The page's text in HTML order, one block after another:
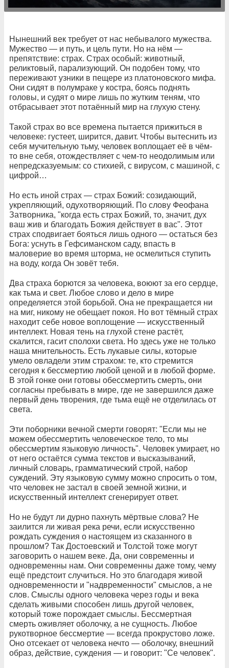
Нынешний век требует от нас небывалого мужества.
Мужество — и путь, и цель пути. Но на нём —
препятствие: страх. Страх особый: животный,
реликтовый, парализующий. Он подобен тому, что
переживают узники в пещере из платоновского мифа.
Они сидят в полумраке у костра, боясь поднять
головы, и судят о мире лишь по жутким теням, что
отбрасывает этот потаённый мир на глухую стену.
Такой страх во все времена пытается прижиться в
человеке: густеет, ширится, давит. Чтобы вытеснить из
себя мучительную тьму, человек воплощает её в чём-
то вне себя, отождествляет с чем-то неодолимым или
непредсказуемым: со стихией, с вирусом, с машиной, с
цифрой…
Но есть иной страх — страх Божий: созидающий,
укрепляющий, одухотворяющий. По слову Феофана
Затворника, "когда есть страх Божий, то, значит, дух
ваш жив и благодать Божия действует в вас". Этот
страх сподвигает бояться лишь одного — остаться без
Бога: уснуть в Гефсиманском саду, впасть в
маловерие во время шторма, не осмелиться ступить
на воду, когда Он зовёт тебя.
Два страха борются за человека, воюют за его сердце,
как тьма и свет. Любое слово и дело в мире
определяется этой борьбой. Она не прекращается ни
на миг, никому не обещает покоя. Но вот тёмный страх
находит себе новое воплощение — искусственный
интеллект. Новая тень на глухой стене растёт,
скалится, гасит сполохи света. Но здесь уже не только
наша мнительность. Есть лукавые силы, которые
умело овладели этим страхом: те, кто стремится
сегодня к бессмертию любой ценой и в любой форме.
В этой гонке они готовы обессмертить смерть, они
согласны пребывать в мире, где не завершился даже
первый день творения, где тьма ещё не отделилась от
света.
Эти поборники вечной смерти говорят: "Если мы не
можем обессмертить человеческое тело, то мы
обессмертим языковую личность". Человек умирает, но
от него остаётся сумма текстов и высказываний,
личный словарь, грамматический строй, набор
суждений. Эту языковую сумму можно спросить о том,
что человек не застал в своей земной жизни, и
искусственный интеллект сгенерирует ответ.
Но не будут ли дурно пахнуть мёртвые слова? Не
заилится ли живая река речи, если искусственно
рождать суждения о настоящем из сказанного в
прошлом? Так Достоевский и Толстой тоже могут
заговорить о нашем веке. Да, они современны и
одновременны нам. Они современны даже тому, чему
ещё предстоит случиться. Но это благодаря живой
одновременности и "надвременности" смыслов, а не
слов. Смыслы одного человека через годы и века
сделать живыми способен лишь другой человек,
который тоже порождает смыслы. Бессмертная
смерть оживляет оболочку, а не сущность. Любое
рукотворное бессмертие — всегда прокрустово ложе.
Оно отсекает от человека нечто — оболочку, внешний
образ, действие, суждения — и говорит: "Се человек".